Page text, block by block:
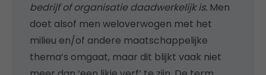
bedrijf of organisatie daadwerkelijk is. Men
doet alsof men weloverwogen met het
milieu en/of andere maatschappelijke
thema’s omgaat, maar dit blijkt vaak niet